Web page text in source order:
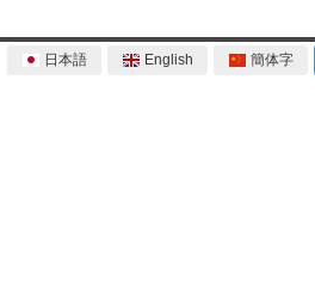
日本語 English 簡体字